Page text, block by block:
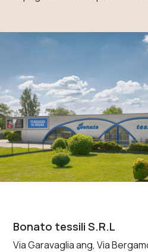
Bonato tessili S.R.L
Via Garavaglia ang, Via